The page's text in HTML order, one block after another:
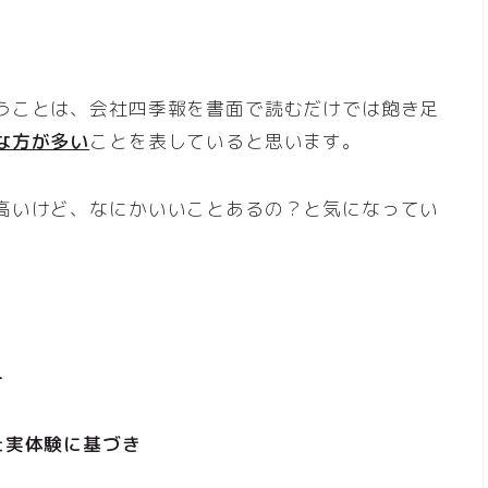
とは、会社四季報を書面で読むだけでは飽き足
方が多いことを表していると思います。
けど、なにかいいことあるの？と気になってい
体験に基づき